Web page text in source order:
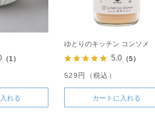
（1）
れる
ゆとりのキッチン コンソメ
5.0 （5）
529円（税込）
カートに入れる